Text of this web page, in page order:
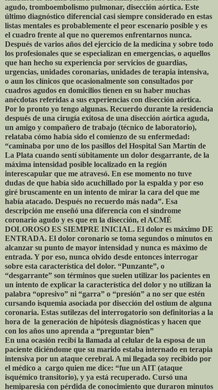
agudo, tromboembolismo pulmonar, disección aórtica. Este
último diagnóstico diferencial casi siempre considerado en estas
listas mentales es probablemente el peor escenario posible y es
el cuadro frente al que no queremos enfrentarnos nunca.
Después de varios años del ejercicio de la medicina y sobre todo
los profesionales que se especializan en emergencias, o aquellos
que han hecho su experiencia por servicios de guardias,
urgencias, unidades coronarias, unidades de terapia intensiva,
o aun los clínicos que ocasionalmente son consultados por
cuadros agudos en domicilios tienen en su haber muchas
anécdotas referidas a sus experiencias con disección aórtica.
Por lo pronto yo tengo algunas. Recuerdo durante la residencia
después de una cirugía exitosa de una disección aórtica aguda,
un amigo y compañero de trabajo (técnico de laboratorio),
relataba cómo había sido el comienzo de su enfermedad:
“caminaba por uno de los pasillos del Hospital San Martín de
La Plata cuando sentí súbitamente un dolor desgarrante, de la
máxima intensidad posible localizado en la región
interescapular que me atravesó. En ese momento no tuve
dudas de que había sido acuchillado por la espalda y por eso
giré bruscamente en un intento de mirar la cara del que me
había atacado. Después no recuerdo más nada”. Esa
descripción me enseñó una diferencia con el síndrome
coronario agudo y es que en la disección, el ACMÉ
DOLOROSO ES SIEMPRE INICIAL. El dolor es máximo DE
ENTRADA. El dolor coronario se toma segundos o minutos en
alcanzar su punto de mayor intensidad y nunca es máximo de
entrada. Y por eso, nunca olvido desde entonces interrogar
sobre esta característica del dolor. “Punzante”, o
“desgarrante” son términos que suelen utilizar los pacientes en
un intento de explicar la característica del dolor y no utilizan la
palabra “opresivo” ni “garra” o “presión” a no ser que estén
cursando isquemia asociada por disección del ostium de alguna
coronaria. Estas sutilezas del interrogatorio son definitorias a la
hora de la generación de hipótesis diagnósticas y hacen que
con los años uno aprenda a “preguntar bien”
En una ocasión recibí la llamada al celular de la esposa de un
paciente diciéndome que su marido estaba internado en terapia
intensiva por un ataque cerebral. A mi llegada soy recibido por
el médico a cargo quien me dice: “fue un AIT (ataque
isquémico transitorio), y ya está recuperado. Cursó una
hemiparesia con pérdida de conocimiento que duraron minutos